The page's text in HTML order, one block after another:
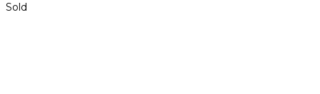
Sold